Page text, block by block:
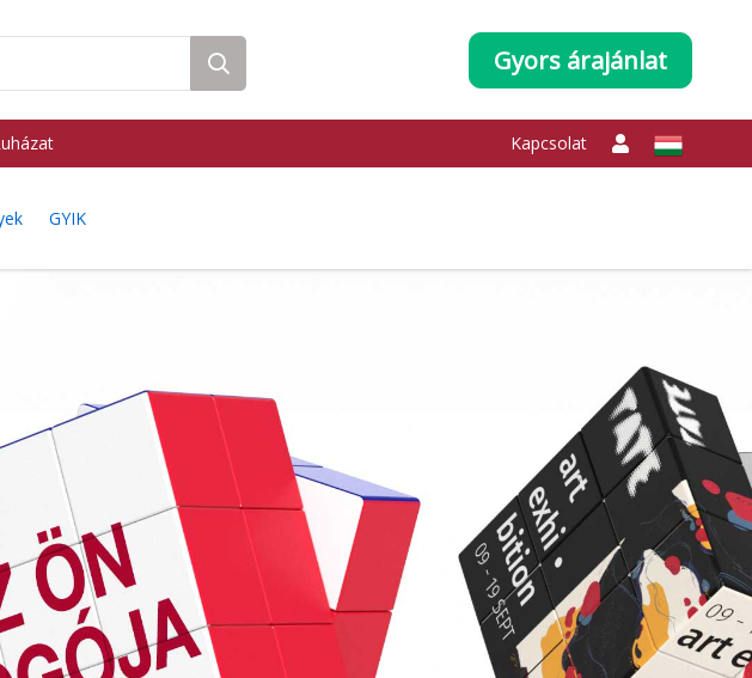
Gyors árajánlat
Kapcsolat
GYIK